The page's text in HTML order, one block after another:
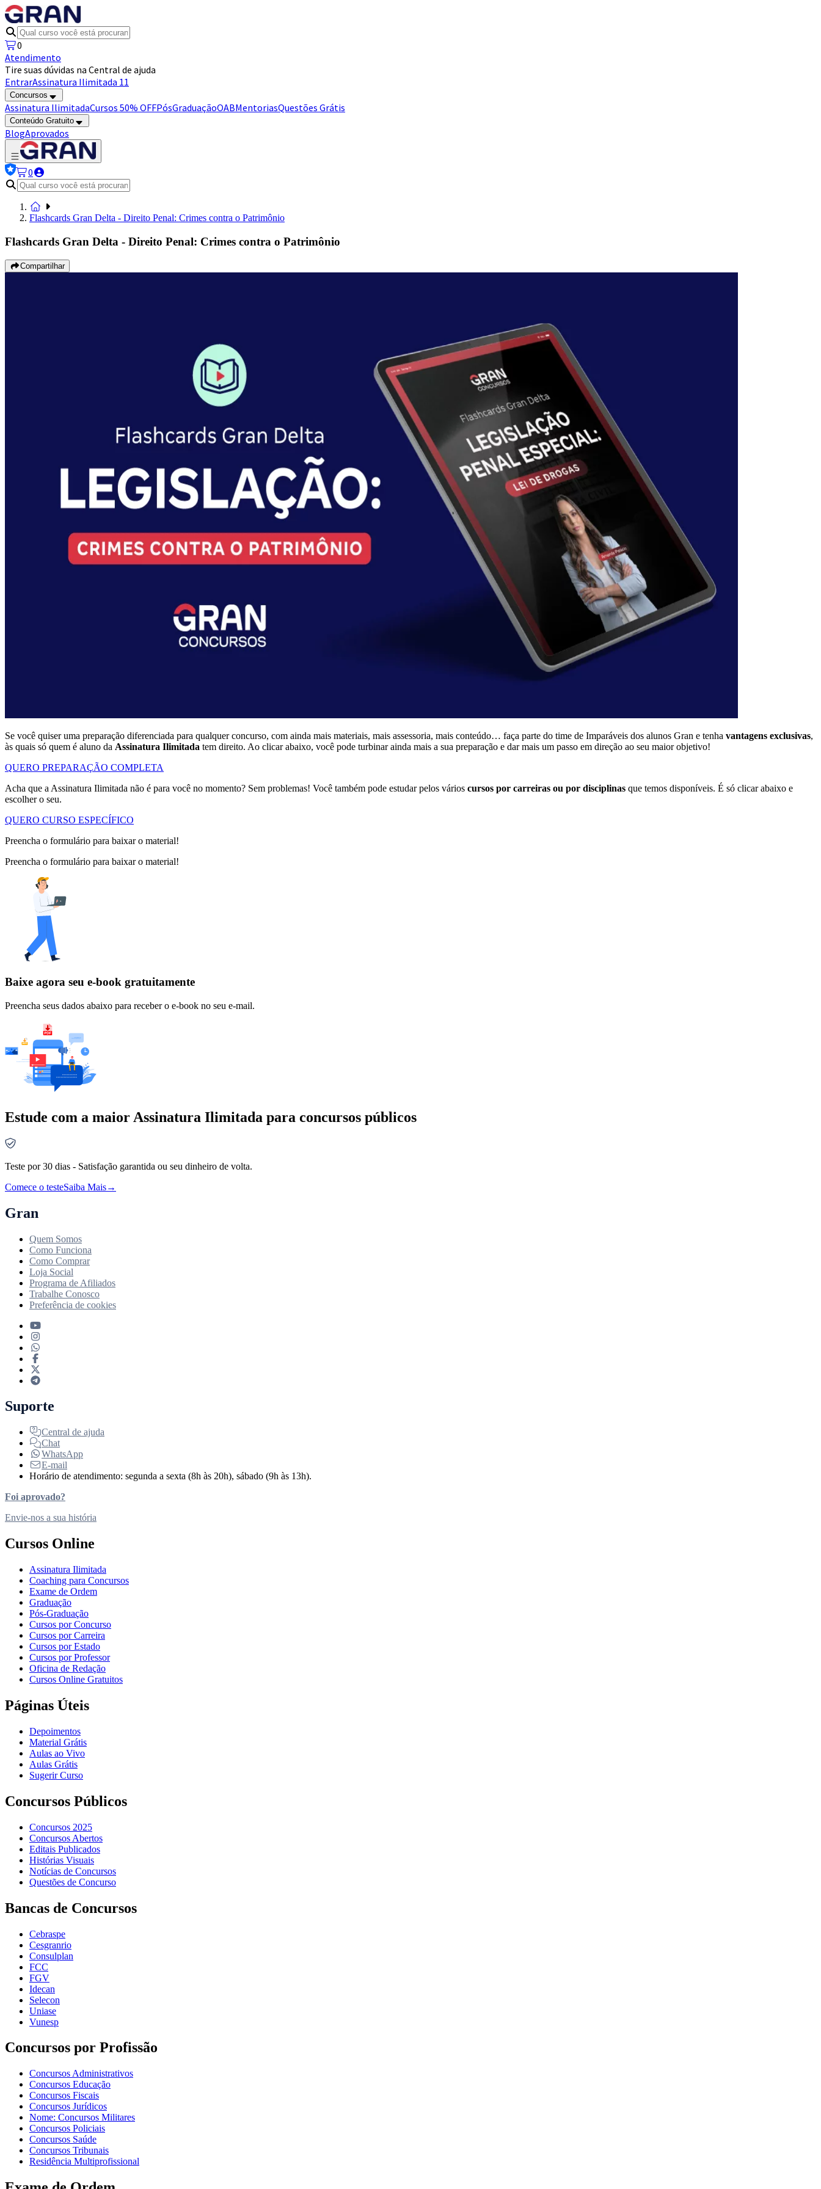
0
Atendimento
Tire suas dúvidas na Central de ajuda
EntrarAssinatura Ilimitada 11
Concursos
Assinatura IlimitadaCursos 50% OFFPósGraduaçãoOABMentoriasQuestões Grátis
Conteúdo Gratuito
BlogAprovados
0
Flashcards Gran Delta - Direito Penal: Crimes contra o Patrimônio
Flashcards Gran Delta - Direito Penal: Crimes contra o Patrimônio
Compartilhar
Se você quiser uma preparação diferenciada para qualquer concurso, com ainda mais materiais, mais assessoria, mais conteúdo… faça parte do time de Imparáveis dos alunos Gran e tenha vantagens exclusivas,
às quais só quem é aluno da Assinatura Ilimitada tem direito. Ao clicar abaixo, você pode turbinar ainda mais a sua preparação e dar mais um passo em direção ao seu maior objetivo!
QUERO PREPARAÇÃO COMPLETA
Acha que a Assinatura Ilimitada não é para você no momento? Sem problemas! Você também pode estudar pelos vários cursos por carreiras ou por disciplinas que temos disponíveis. É só clicar abaixo e
escolher o seu.
QUERO CURSO ESPECÍFICO
Preencha o formulário para baixar o material!
Preencha o formulário para baixar o material!
Baixe agora seu e-book gratuitamente
Preencha seus dados abaixo para receber o e-book no seu e-mail.
Estude com a maior Assinatura Ilimitada para concursos públicos
Teste por 30 dias - Satisfação garantida ou seu dinheiro de volta.
Comece o testeSaiba Mais→
Gran
Quem Somos
Como Funciona
Como Comprar
Loja Social
Programa de Afiliados
Trabalhe Conosco
Preferência de cookies
Suporte
Central de ajuda
Chat
WhatsApp
E-mail
Horário de atendimento: segunda a sexta (8h às 20h), sábado (9h às 13h).
Foi aprovado?
Envie-nos a sua história
Cursos Online
Assinatura Ilimitada
Coaching para Concursos
Exame de Ordem
Graduação
Pós-Graduação
Cursos por Concurso
Cursos por Carreira
Cursos por Estado
Cursos por Professor
Oficina de Redação
Cursos Online Gratuitos
Páginas Úteis
Depoimentos
Material Grátis
Aulas ao Vivo
Aulas Grátis
Sugerir Curso
Concursos Públicos
Concursos 2025
Concursos Abertos
Editais Publicados
Histórias Visuais
Notícias de Concursos
Questões de Concurso
Bancas de Concursos
Cebraspe
Cesgranrio
Consulplan
FCC
FGV
Idecan
Selecon
Uniase
Vunesp
Concursos por Profissão
Concursos Administrativos
Concursos Educação
Concursos Fiscais
Concursos Jurídicos
Nome: Concursos Militares
Concursos Policiais
Concursos Saúde
Concursos Tribunais
Residência Multiprofissional